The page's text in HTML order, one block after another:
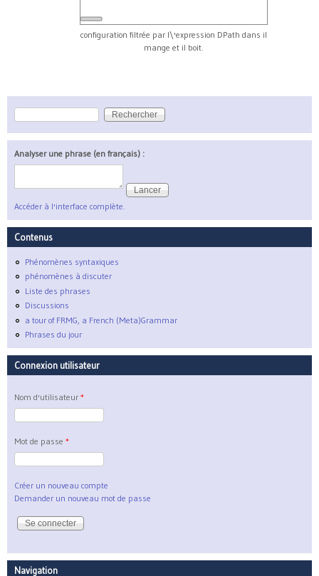
configuration filtrée par l\'expression DPath dans il
mange et il boit.
Formulaire de recherche
Rechercher
Analyser une phrase (en français) :
Accéder à l'interface complète.
Contenus
Phénomènes syntaxiques
phénomènes à discuter
Liste des phrases
Discussions
a tour of FRMG, a French (Meta)Grammar
Phrases du jour
Connexion utilisateur
Nom d'utilisateur *
Mot de passe *
Créer un nouveau compte
Demander un nouveau mot de passe
Navigation